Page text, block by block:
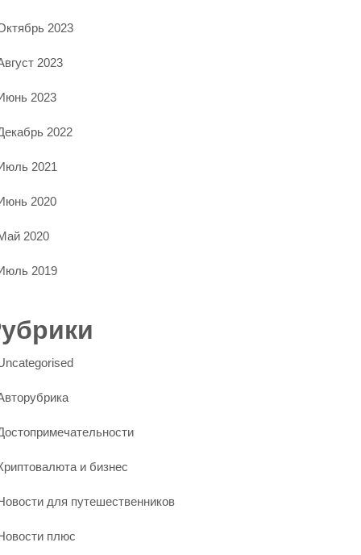
2023
2023
2023
2022
2021
2020
2020
2019
и бизнес
для путешественников
плюс